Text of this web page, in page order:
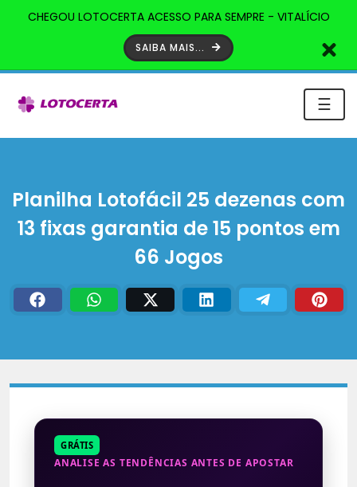
CHEGOU LOTOCERTA ACESSO PARA SEMPRE - VITALÍCIO
SAIBA MAIS...
☰
Planilha Lotofácil 25 dezenas com
13 fixas garantia de 15 pontos em
66 Jogos
GRÁTIS
ANALISE AS TENDÊNCIAS ANTES DE APOSTAR